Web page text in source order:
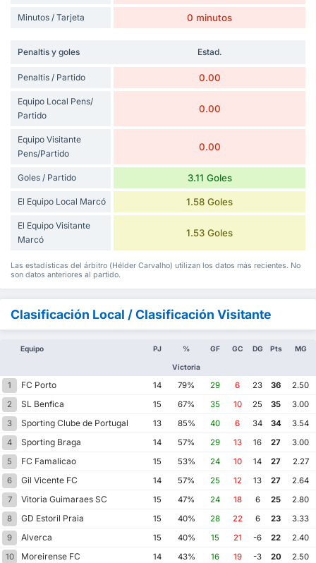
Minutos / Tarjeta 0 minutos
Penaltis y goles Estad.
Penaltis / Partido 0.00
Equipo Local Pens/
Partido
0.00
Equipo Visitante
Pens/Partido
0.00
Goles / Partido 3.11 Goles
El Equipo Local Marcó 1.58 Goles
El Equipo Visitante
Marcó
1.53 Goles
Las estadísticas del árbitro (Hélder Carvalho) utilizan los datos más recientes. No
son datos anteriores al partido.
Clasificación Local / Clasificación Visitante
Equipo PJ %
Victoria
GF GC DG Pts MG
1 FC Porto 14 79% 29 6 23 36
2.50
2
SL Benfica 15 67% 35 10 25 35
3.00
3
Sporting Clube de Portugal 13 85% 40 6 34 34
3.54
4
Sporting Braga 14 57% 29 13 16 27
3.00
5
FC Famalicao 15 53% 24 10 14 27
2.27
6
Gil Vicente FC 14 57% 25 12 13 27
2.64
7
Vitoria Guimaraes SC 15 47% 24 18 6 25
2.80
8
GD Estoril Praia 15 40% 28 22 6 23
3.33
9
Alverca 15 40% 15 21 -6 22
2.40
10
Moreirense FC 14 43% 16 19 -3 20
2.50